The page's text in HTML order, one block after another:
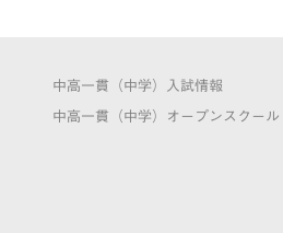
中高一貫（中学）入試情報
中高一貫（中学）オープンスクール